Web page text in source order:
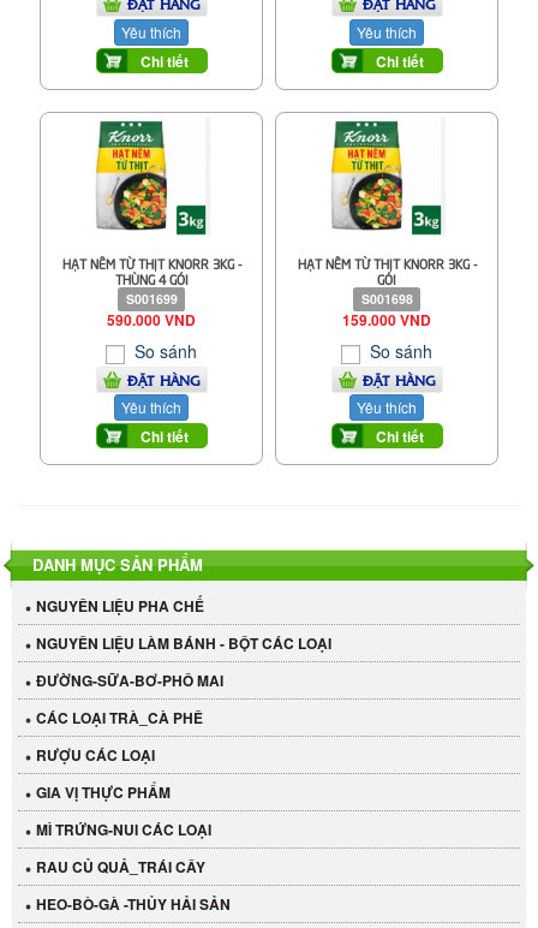
ĐẶT HÀNG
Yêu thích
Chi tiết
ĐẶT HÀNG
Yêu thích
Chi tiết
HẠT NÊM TỪ THỊT KNORR 3KG -
THÙNG 4 GÓI
S001699
590.000 VND
So sánh
ĐẶT HÀNG
Yêu thích
Chi tiết
HẠT NÊM TỪ THỊT KNORR 3KG -
GÓI
S001698
159.000 VND
So sánh
ĐẶT HÀNG
Yêu thích
Chi tiết
DANH MỤC SẢN PHẨM
NGUYÊN LIỆU PHA CHẾ
NGUYÊN LIỆU LÀM BÁNH - BỘT CÁC LOẠI
ĐƯỜNG-SỮA-BƠ-PHÔ MAI
CÁC LOẠI TRÀ_CÀ PHÊ
RƯỢU CÁC LOẠI
GIA VỊ THỰC PHẨM
MÌ TRỨNG-NUI CÁC LOẠI
RAU CỦ QUẢ_TRÁI CÂY
HEO-BÒ-GÀ -THỦY HẢI SẢN